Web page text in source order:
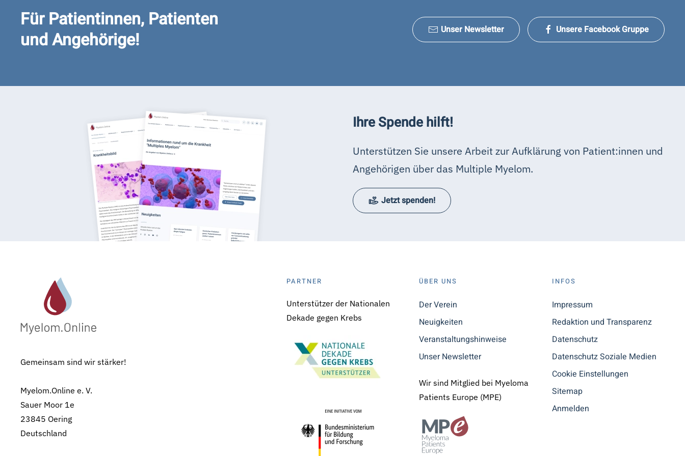
Für Patientinnen, Patienten
und Angehörige!
Unser Newsletter Unsere Facebook Gruppe
Ihre Spende hilft!
Unterstützen Sie unsere Arbeit zur Aufklärung von Patient:innen und
Angehörigen über das Multiple Myelom.
Jetzt spenden!
Gemeinsam sind wir stärker!
Myelom.Online e. V.
Sauer Moor 1e
23845 Oering
Deutschland
PARTNER
Unterstützer der Nationalen
Dekade gegen Krebs
ÜBER UNS
Der Verein
Neuigkeiten
Veranstaltungshinweise
Unser Newsletter
Wir sind Mitglied bei Myeloma
Patients Europe (MPE)
INFOS
Impressum
Redaktion und Transparenz
Datenschutz
Datenschutz Soziale Medien
Cookie Einstellungen
Sitemap
Anmelden